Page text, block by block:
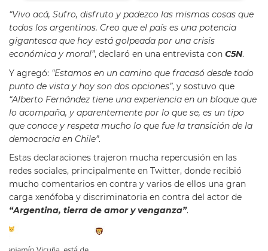
“Vivo acá, Sufro, disfruto y padezco las mismas cosas que
todos los argentinos. Creo que el país es una potencia
gigantesca que hoy está golpeada por una crisis
económica y moral”, declaró en una entrevista con C5N.
Y agregó: “Estamos en un camino que fracasó desde todo
punto de vista y hoy son dos opciones”, y sostuvo que
“Alberto Fernández tiene una experiencia en un bloque que
lo acompaña, y aparentemente por lo que se, es un tipo
que conoce y respeta mucho lo que fue la transición de la
democracia en Chile”.
Estas declaraciones trajeron mucha repercusión en las
redes sociales, principalmente en Twitter, donde recibió
mucho comentarios en contra y varios de ellos una gran
carga xenófoba y discriminatoria en contra del actor de
“Argentina, tierra de amor y venganza”.